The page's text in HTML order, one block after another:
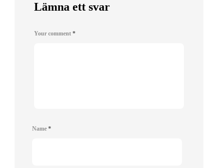
Lämna ett svar
Your comment *
Name *